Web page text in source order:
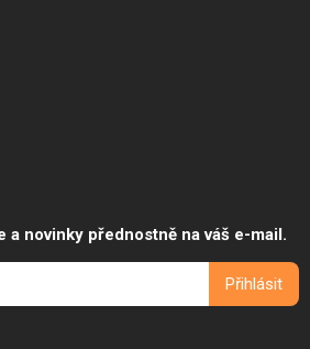
a novinky přednostně na váš e-mail.